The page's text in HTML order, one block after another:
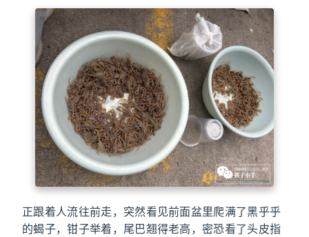
正跟着人流往前走，突然看见前面盆里爬满了黑乎乎
的蝎子，钳子举着，尾巴翘得老高，密恐看了头皮指